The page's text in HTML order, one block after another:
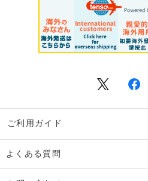
ご利用ガイド
よくある質問